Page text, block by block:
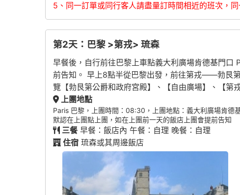
5 、同一訂單或同行客人請盡量訂時間相近的班次，
第2天：巴黎 >第戎> 琉森
早餐後，自行前往巴黎上車點義大利廣場肯德基門
前告知。 早上8點半從巴黎出發，前往第戎——勃艮
覽【勃艮第公爵和政府宮殿】、【自由廣場】、【第
上團地點
Paris 巴黎，上團時間：08:30，上團地點：義大利廣場肯
默認在上團點上團，如在上團前一天的飯店上團會提前告知
三餐早餐：飯店內 午餐：自理 晚餐：自理
住宿 琉森或其周邊飯店